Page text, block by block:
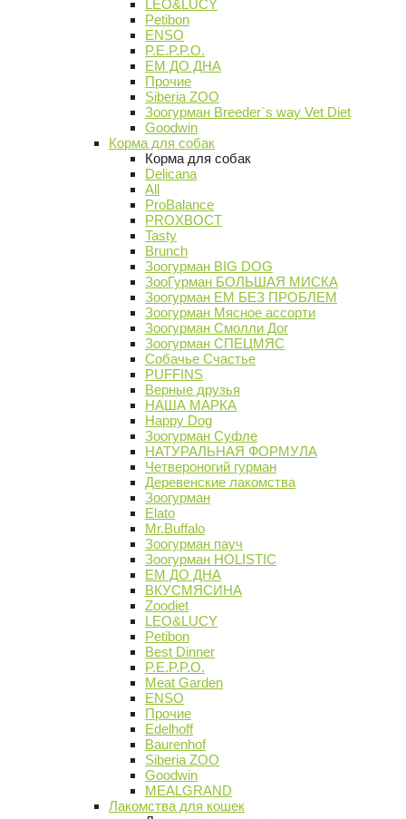
LEO&LUCY
Petibon
ENSO
P.E.P.P.O.
ЕМ ДО ДНА
Прочие
Siberia ZOO
Зоогурман Breeder`s way Vet Diet
Goodwin
Корма для собак
Корма для собак
Delicana
All
ProBalance
PROХВОСТ
Tasty
Brunch
Зоогурман BIG DOG
ЗооГурман БОЛЬШАЯ МИСКА
Зоогурман ЕМ БЕЗ ПРОБЛЕМ
Зоогурман Мясное ассорти
Зоогурман Смолли Дог
Зоогурман СПЕЦМЯС
Собачье Счастье
PUFFINS
Верные друзья
НАША МАРКА
Happy Dog
Зоогурман Суфле
НАТУРАЛЬНАЯ ФОРМУЛА
Четвероногий гурман
Деревенские лакомства
Зоогурман
Elato
Mr.Buffalo
Зоогурман пауч
Зоогурман HOLISTIC
ЕМ ДО ДНА
ВКУСМЯСИНА
Zoodiet
LEO&LUCY
Petibon
Best Dinner
P.E.P.P.O.
Meat Garden
ENSO
Прочие
Edelhoff
Baurenhof
Siberia ZOO
Goodwin
MEALGRAND
Лакомства для кошек